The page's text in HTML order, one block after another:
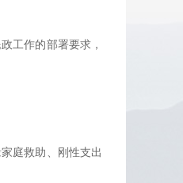
工作的部署要求，
庭救助、刚性支出